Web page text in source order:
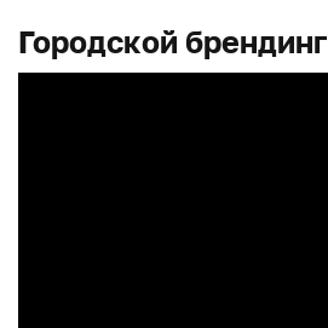
Городской брендинг